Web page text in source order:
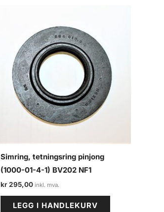
Simring, tetningsring pinjong
(1000-01-4-1) BV202 NF1
kr295,00
LEGG I HANDLEKURV